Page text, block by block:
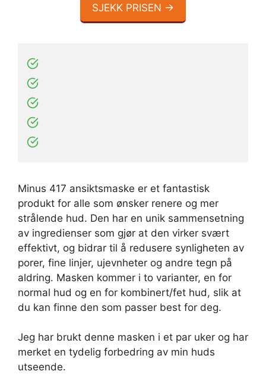
SJEKK PRISEN →
Minus 417 ansiktsmaske er et fantastisk
produkt for alle som ønsker renere og mer
strålende hud. Den har en unik sammensetning
av ingredienser som gjør at den virker svært
effektivt, og bidrar til å redusere synligheten av
porer, fine linjer, ujevnheter og andre tegn på
aldring. Masken kommer i to varianter, en for
normal hud og en for kombinert/fet hud, slik at
du kan finne den som passer best for deg.
Jeg har brukt denne masken i et par uker og har
merket en tydelig forbedring av min huds
utseende.